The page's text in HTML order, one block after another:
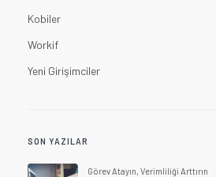
Kobiler
Workif
Yeni Girişimciler
SON YAZILAR
Görev Atayın, Verimliliği Arttırın